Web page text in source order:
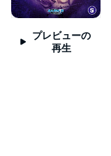
プレビューの
再生